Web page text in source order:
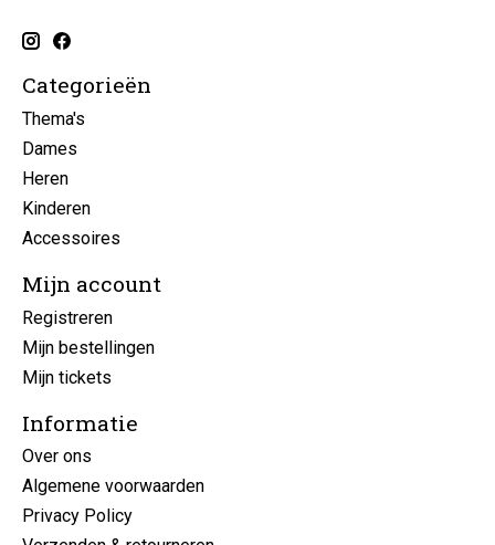
Categorieën
Thema's
Dames
Heren
Kinderen
Accessoires
Mijn account
Registreren
Mijn bestellingen
Mijn tickets
Informatie
Over ons
Algemene voorwaarden
Privacy Policy